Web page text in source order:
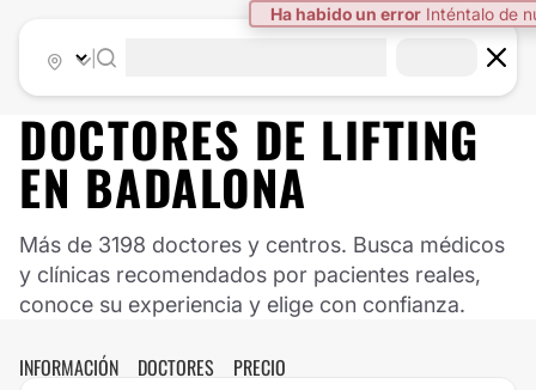
Ha habido un error Inténtalo de
DOCTORES DE LIFTING
EN BADALONA
Más de 3198 doctores y centros. Busca médicos
y clínicas recomendados por pacientes reales,
conoce su experiencia y elige con confianza.
INFORMACIÓN DOCTORES PRECIO